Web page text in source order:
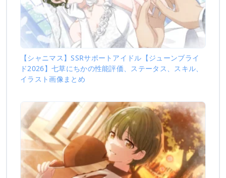
【シャニマス】SSRサポートアイドル【ジューンブライ
ド2026】七草にちかの性能評価、ステータス、スキル、
イラスト画像まとめ